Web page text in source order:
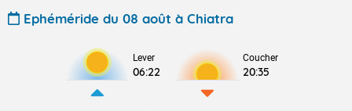
Ephéméride du 08 août à Chiatra
Lever
06:22
Coucher
20:35